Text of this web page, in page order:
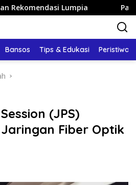
Lumpia Panduan Wisata
Bansos Tips & Edukasi Peristiwa
(JPS)
Fiber Optik